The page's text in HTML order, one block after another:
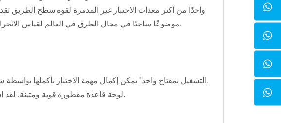
موضوعًا ساخنًا في مجال الطرق في العالم لقياس الانحراف الديناميكي لسطح الطريق وحساب معامل الارتداد لسطح الطريق.
· "التشغيل بمفتاح واحد" يمكن إكمال مهمة الاختبار بأكملها بواسطة شخص واحد بالضغط على مفتاح واحد فقط على الكمبيوتر المحمول.
· لوحة قاعدة مقطورة قوية ومتينة. لقد استخدمنا ألواحًا مكونة من أربعة أجزاء لتحقيق اتصال أفضل بالسطح.